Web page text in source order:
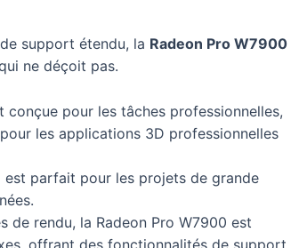
support étendu, la Radeon Pro W7900
ne déçoit pas.
conçue pour les tâches professionnelles,
les applications 3D professionnelles
est parfait pour les projets de grande
de rendu, la Radeon Pro W7900 est
offrant des fonctionnalités de support